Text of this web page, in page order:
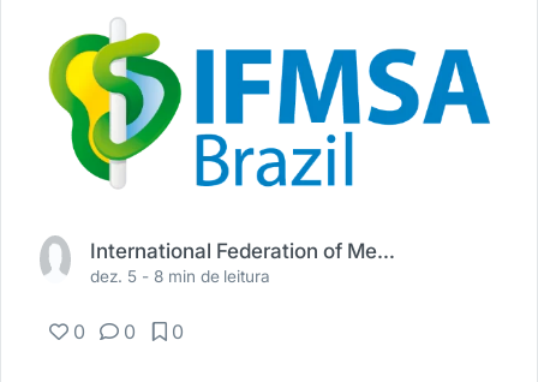
International Federation of Medical Students Association - Brazil
dez. 5 - 8 min de leitura
0 0 0